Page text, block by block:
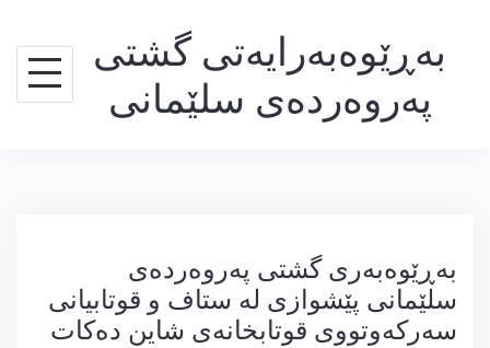
بەڕێوەبەرایەتی گشتی
پەروەردەی سلێمانی
بەڕێوەبەری گشتی پەروەردەی
سلێمانی پێشوازی لە ستاف و قوتابیانی
سەرکەوتووی قوتابخانەی شاین دەکات